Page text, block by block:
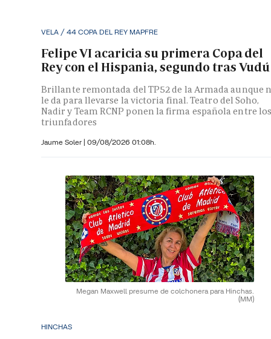
VELA / 44 COPA DEL REY MAPFRE
Felipe VI acaricia su primera Copa del
Rey con el Hispania, segundo tras Vudú
Brillante remontada del TP52 de la Armada aunque
le da para llevarse la victoria final. Teatro del Soho,
Nadir y Team RCNP ponen la firma española entre
triunfadores
Jaume Soler | 09/08/2026 01:08h.
Megan Maxwell presume de colchonera para Hinchas.
(MM)
HINCHAS